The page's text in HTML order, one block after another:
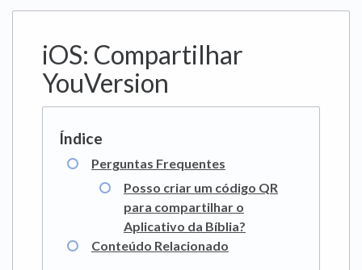
iOS: Compartilhar
YouVersion
Perguntas Frequentes
Posso criar um código QR
para compartilhar o
Aplicativo da Bíblia?
Conteúdo Relacionado